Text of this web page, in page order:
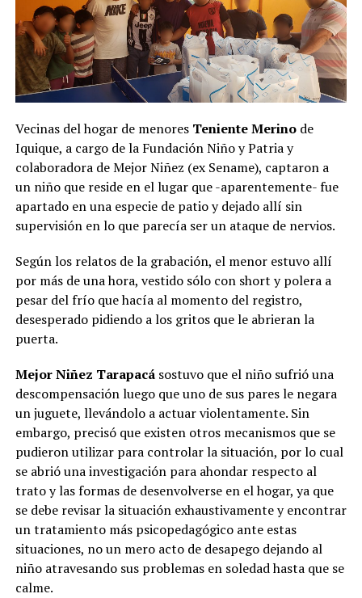
Vecinas del hogar de menores Teniente Merinode
Iquique, a cargo de la Fundación Niño y Patria y
colaboradora de Mejor Niñez (ex Sename), captaron a
un niño que reside en el lugar que -aparentemente- fue
apartado en una especie de patio y dejado allí sin
supervisión en lo que parecía ser un ataque de nervios.
Según los relatos de la grabación, el menor estuvo allí
por más de una hora, vestido sólo con short y polera a
pesar del frío que hacía al momento del registro,
desesperado pidiendo a los gritos que le abrieran la
puerta.
Mejor Niñez Tarapacásostuvo que el niño sufrió una
descompensación luego que uno de sus pares le negara
un juguete, llevándolo a actuar violentamente. Sin
embargo, precisó que existen otros mecanismos que se
pudieron utilizar para controlar la situación, por lo cual
se abrió una investigación para ahondar respecto al
trato y las formas de desenvolverse en el hogar, ya que
se debe revisar la situación exhaustivamente y encontrar
un tratamiento más psicopedagógico ante estas
situaciones, no un mero acto de desapego dejando al
niño atravesando sus problemas en soledad hasta que se
calme.